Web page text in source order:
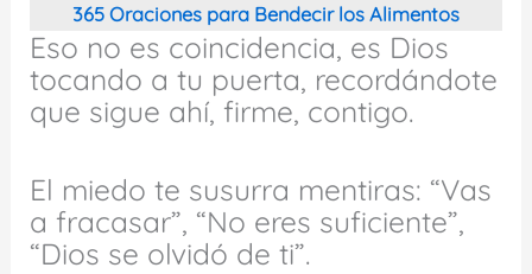
365 Oraciones para Bendecir los Alimentos
Eso no es coincidencia, es Dios
tocando a tu puerta, recordándote
que sigue ahí, firme, contigo.
El miedo te susurra mentiras: “Vas
a fracasar”, “No eres suficiente”,
“Dios se olvidó de ti”.